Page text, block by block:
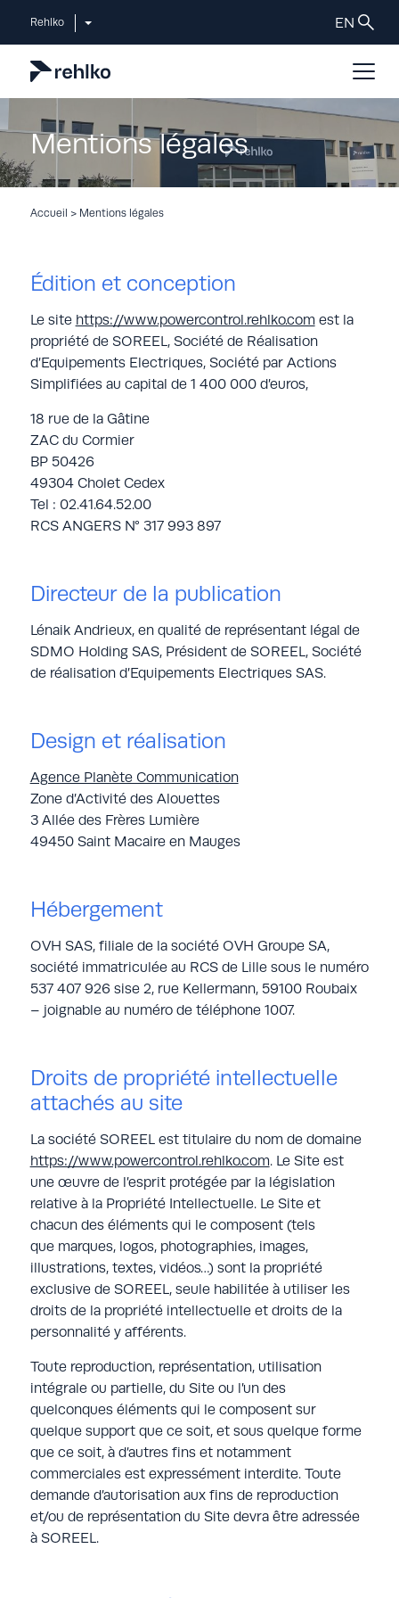
Rehlko
Mentions légales
Accueil > Mentions légales
Édition et conception
Le site https://www.powercontrol.rehlko.com est la
propriété de SOREEL, Société de Réalisation
d’Equipements Electriques, Société par Actions
Simplifiées au capital de 1 400 000 d’euros,
18 rue de la Gâtine
ZAC du Cormier
BP 50426
49304 Cholet Cedex
Tel : 02.41.64.52.00
RCS ANGERS N° 317 993 897
Directeur de la publication
Lénaik Andrieux, en qualité de représentant légal de
SDMO Holding SAS, Président de SOREEL, Société
de réalisation d’Equipements Electriques SAS.
Design et réalisation
Agence Planète Communication
Zone d’Activité des Alouettes
3 Allée des Frères Lumière
49450 Saint Macaire en Mauges
Hébergement
OVH SAS, filiale de la société OVH Groupe SA,
société immatriculée au RCS de Lille sous le numéro
537 407 926 sise 2, rue Kellermann, 59100 Roubaix
– joignable au numéro de téléphone 1007.
Droits de propriété intellectuelle
attachés au site
La société SOREEL est titulaire du nom de domaine
https://www.powercontrol.rehlko.com. Le Site est
une œuvre de l’esprit protégée par la législation
relative à la Propriété Intellectuelle. Le Site et
chacun des éléments qui le composent (tels
que marques, logos, photographies, images,
illustrations, textes, vidéos…) sont la propriété
exclusive de SOREEL, seule habilitée à utiliser les
droits de la propriété intellectuelle et droits de la
personnalité y afférents.
Toute reproduction, représentation, utilisation
intégrale ou partielle, du Site ou l’un des
quelconques éléments qui le composent sur
quelque support que ce soit, et sous quelque forme
que ce soit, à d’autres fins et notamment
commerciales est expressément interdite. Toute
demande d’autorisation aux fins de reproduction
et/ou de représentation du Site devra être adressée
à SOREEL.